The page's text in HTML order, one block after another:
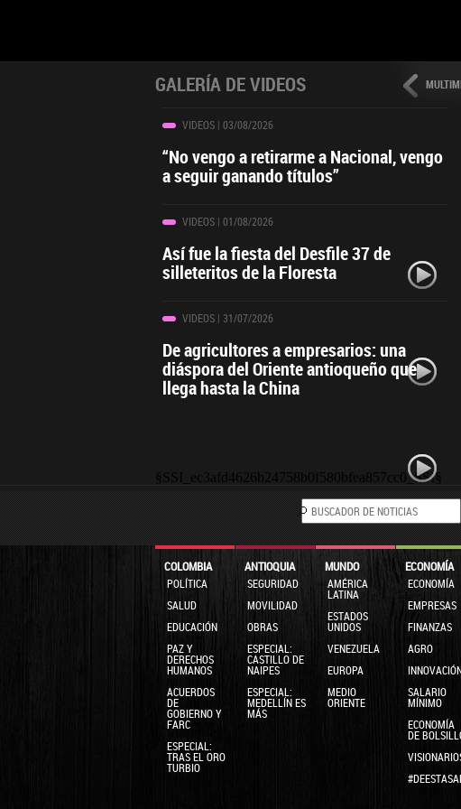
GALERÍA DE VIDEOS
VIDEOS| 03/08/2026
“No vengo a retirarme a Nacional, vengo
a seguir ganando títulos”
VIDEOS| 01/08/2026
Así fue la fiesta del Desfile 37 de
silleteritos de la Floresta
VIDEOS| 31/07/2026
De agricultores a empresarios: una
diáspora del Oriente antioqueño que
llega hasta la China
§SSI_ec3afd4626b24758b0f580bfea857cc0_SSI§
COLOMBIA
POLÍTICA
SALUD
EDUCACIÓN
PAZ Y
DERECHOS
HUMANOS
ACUERDOS
DE
GOBIERNO Y
FARC
ESPECIAL:
TRAS EL ORO
TURBIO
ANTIOQUIA
SEGURIDAD
MOVILIDAD
OBRAS
ESPECIAL:
CASTILLO DE
NAIPES
ESPECIAL:
MEDELLÍN ES
MÁS
MUNDO
AMÉRICA
LATINA
ESTADOS
UNIDOS
VENEZUELA
EUROPA
MEDIO
ORIENTE
ECONOMÍA
ECONOMÍA
EMPRESAS
FINANZAS
AGRO
SALARIO
MÍNIMO
ECONOMÍA
DE